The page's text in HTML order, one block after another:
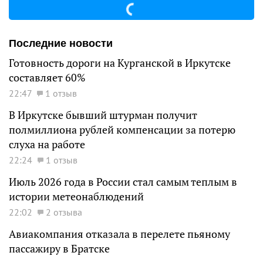
Последние новости
Готовность дороги на Курганской в Иркутске
составляет 60%
22:47 1 отзыв
В Иркутске бывший штурман получит
полмиллиона рублей компенсации за потерю
слуха на работе
22:24 1 отзыв
Июль 2026 года в России стал самым теплым в
истории метеонаблюдений
22:02 2 отзыва
Авиакомпания отказала в перелете пьяному
пассажиру в Братске